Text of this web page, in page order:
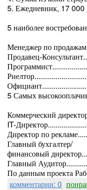
5. Ежедневник, 17
5 наиболее
Менеджер по
Продавец-
5 Самых
Коммерческий
IT-
Директор по
Главный бухгалтер/
финансовый
Главный
По данным проекта
комментарии: 0